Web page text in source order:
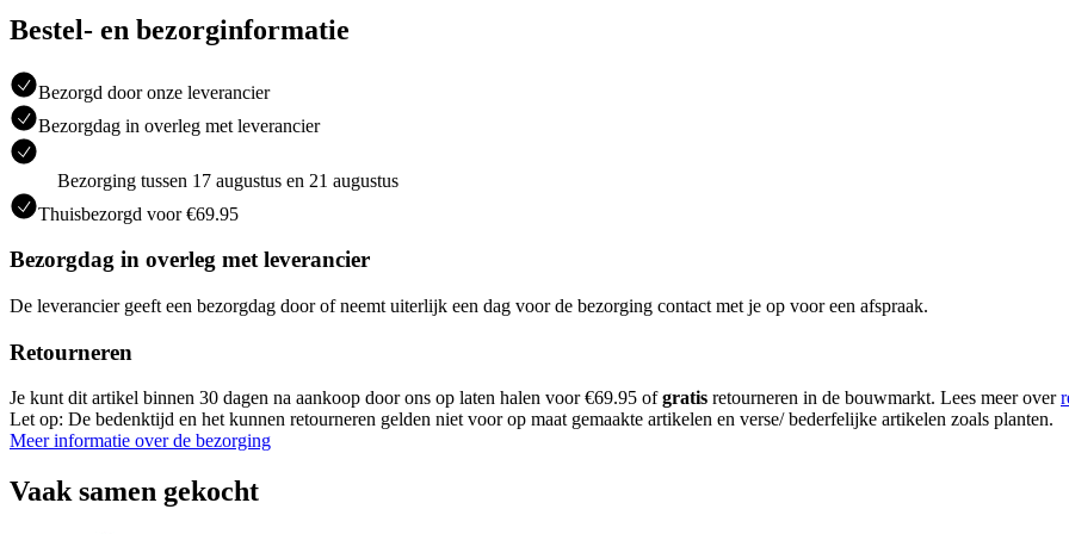
Bestel- en bezorginformatie
Bezorgd door onze leverancier
Bezorgdag in overleg met leverancier
Bezorging tussen 17 augustus en 21 augustus
Thuisbezorgd voor €69.95
Bezorgdag in overleg met leverancier
De leverancier geeft een bezorgdag door of neemt uiterlijk een dag voor de bezorging contact met je op voor een afspraak.
Retourneren
Je kunt dit artikel binnen 30 dagen na aankoop door ons op laten halen voor €69.95 ofgratis retourneren in de bouwmarkt. Lees meer over
Let op: De bedenktijd en het kunnen retourneren gelden niet voor op maat gemaakte artikelen en verse/ bederfelijke artikelen zoals planten.
Meer informatie over de bezorging
Vaak samen gekocht